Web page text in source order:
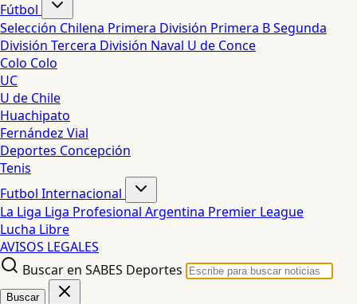
Fútbol
Selección Chilena Primera División Primera BSegunda
División Tercera División Naval U de Conce
Colo Colo
UC
U de Chile
Huachipato
Fernández Vial
Deportes Concepción
Tenis
Futbol Internacional
La Liga Liga Profesional Argentina Premier League
Lucha Libre
AVISOS LEGALES
Buscar en SABES Deportes
Buscar